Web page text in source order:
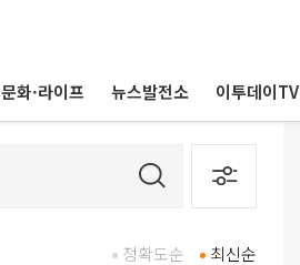
문화·라이프 뉴스발전소 이투데이TV
최신순
정확도순